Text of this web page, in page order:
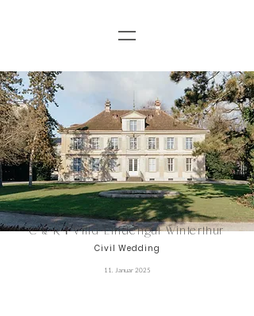
C&RIVilla Lindengut Winterthur
Civil Wedding
11. Januar 2025